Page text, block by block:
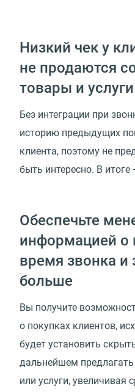
Низкий чек у
не продаются
товары и услуги
Без интеграции при
историю предыдущих
клиента, поэтому не
быть интересно. В итоге
Обеспечьте
информацией о
время звонка и
больше
Вы получите
о покупках клиентов,
будет установить
дальнейшем
или услуги, увеличивая